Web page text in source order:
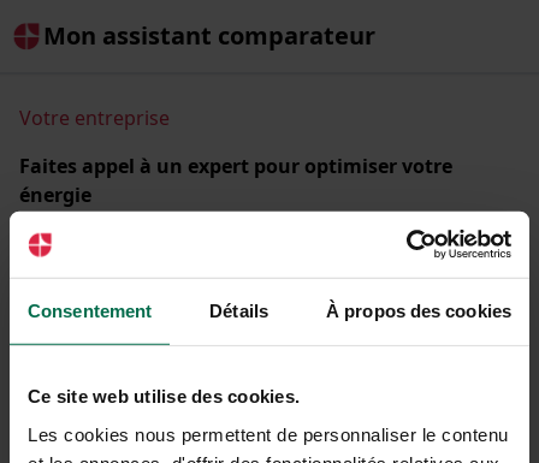
Consentement Détails À propos des cookies
Ce site web utilise des cookies.
Les cookies nous permettent de personnaliser le contenu
Mon assistant comparateur
Votre entreprise
Faites appel à un expert pour optimiser votre
énergie
Comparez les offres d'énergie de + de 30 fournisseurs
partenaires et réduisez la facture de votre entreprise.
Raison sociale ou SIREN